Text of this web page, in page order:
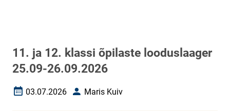
11. ja 12. klassi õpilaste looduslaager
25.09-26.09.2026
Loomise kuupäev
03.07.2026 AutorMaris Kuiv